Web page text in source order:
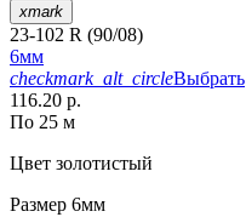
xmark
23-102 R (90/08)
6мм
checkmark_alt_circleВыбрать
116.20 р.
По 25 м
Цвет золотистый
Размер 6мм